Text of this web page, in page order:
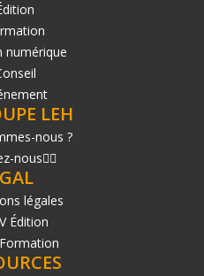
numérique
LEH
nous ?
nous
légales
Édition